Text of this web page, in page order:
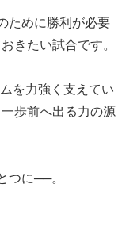
ために勝利が必要
きたい試合です。
を力強く支えてい
歩前へ出る力の源
つに──。